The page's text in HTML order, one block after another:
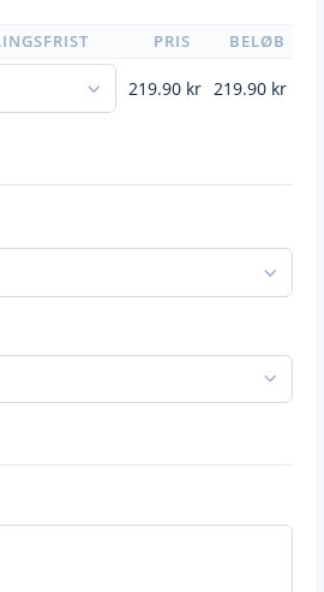
PRIS BELØB
219.90 kr 219.90 kr